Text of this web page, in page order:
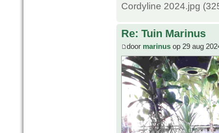
Cordyline 2024.jpg
Re: Tuin Marinus
door marinus op 29 aug